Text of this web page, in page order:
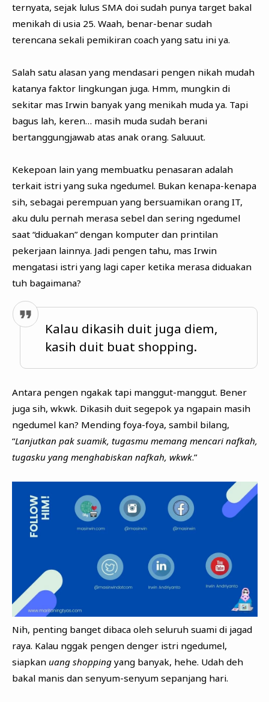
ternyata, sejak lulus SMA doi sudah punya target bakal
menikah di usia 25. Waah, benar-benar sudah
terencana sekali pemikiran coach yang satu ini ya.
Salah satu alasan yang mendasari pengen nikah mudah
katanya faktor lingkungan juga. Hmm, mungkin di
sekitar mas Irwin banyak yang menikah muda ya. Tapi
bagus lah, keren… masih muda sudah berani
bertanggungjawab atas anak orang. Saluuut.
Kekepoan lain yang membuatku penasaran adalah
terkait istri yang suka ngedumel. Bukan kenapa-kenapa
sih, sebagai perempuan yang bersuamikan orang IT,
aku dulu pernah merasa sebel dan sering ngedumel
saat “diduakan” dengan komputer dan printilan
pekerjaan lainnya. Jadi pengen tahu, mas Irwin
mengatasi istri yang lagi caper ketika merasa diduakan
tuh bagaimana?
Kalau dikasih duit juga diem,
kasih duit buat shopping.
Antara pengen ngakak tapi manggut-manggut. Bener
juga sih, wkwk. Dikasih duit segepok ya ngapain masih
ngedumel kan? Mending foya-foya, sambil bilang,
“Lanjutkan pak suamik, tugasmu memang mencari nafkah,
tugasku yang menghabiskan nafkah, wkwk.”
Nih, penting banget dibaca oleh seluruh suami di jagad
raya. Kalau nggak pengen denger istri ngedumel,
siapkan uang shoppingyang banyak, hehe. Udah deh
bakal manis dan senyum-senyum sepanjang hari.